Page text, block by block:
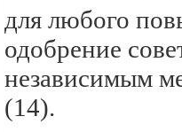
для любого
одобрение
независимым
(14).